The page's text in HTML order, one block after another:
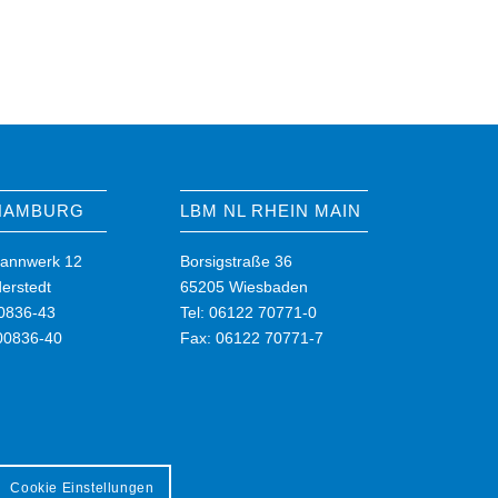
12
43
40
LBM NL RHEIN MAIN
Borsigstraße 36
65205 Wiesbaden
Tel: 06122 70771-0
Fax: 06122 70771-7
Cookie Einstellungen